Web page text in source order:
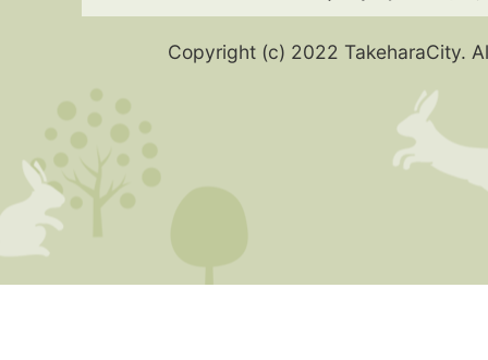
Copyright (c) 2022 TakeharaCity.